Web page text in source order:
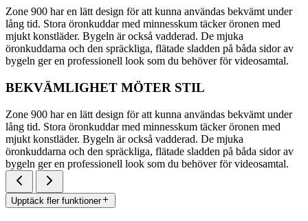
Zone 900 har en lätt design för att kunna användas bekvämt under
lång tid. Stora öronkuddar med minnesskum täcker öronen med
mjukt konstläder. Bygeln är också vadderad. De mjuka
öronkuddarna och den spräckliga, flätade sladden på båda sidor av
bygeln ger en professionell look som du behöver för videosamtal.
BEKVÄMLIGHET MÖTER STIL
Zone 900 har en lätt design för att kunna användas bekvämt under
lång tid. Stora öronkuddar med minnesskum täcker öronen med
mjukt konstläder. Bygeln är också vadderad. De mjuka
öronkuddarna och den spräckliga, flätade sladden på båda sidor av
bygeln ger en professionell look som du behöver för videosamtal.
Upptäck fler funktioner